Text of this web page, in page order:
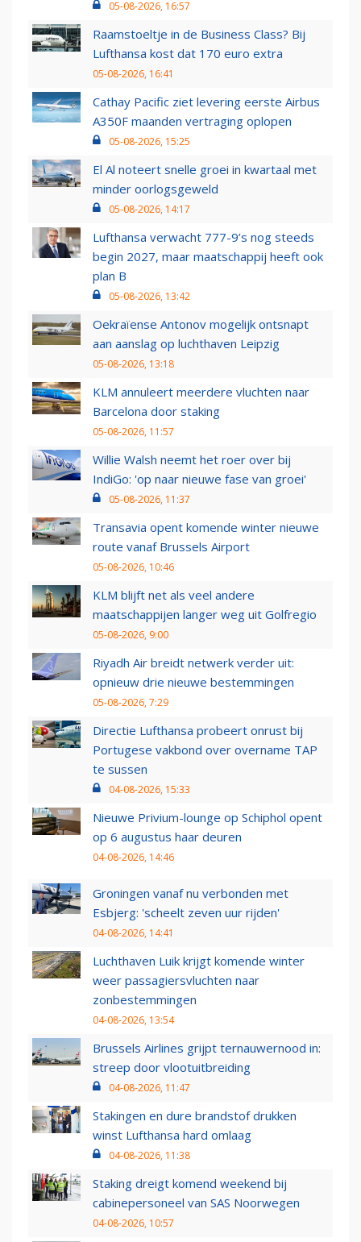
05-08-2026, 16:57
Raamstoeltje in de Business Class? Bij
Lufthansa kost dat 170 euro extra
05-08-2026, 16:41
Cathay Pacific ziet levering eerste Airbus
A350F maanden vertraging oplopen
05-08-2026, 15:25
El Al noteert snelle groei in kwartaal met
minder oorlogsgeweld
05-08-2026, 14:17
Lufthansa verwacht 777-9’s nog steeds
begin 2027, maar maatschappij heeft ook
plan B
05-08-2026, 13:42
Oekraïense Antonov mogelijk ontsnapt
aan aanslag op luchthaven Leipzig
05-08-2026, 13:18
KLM annuleert meerdere vluchten naar
Barcelona door staking
05-08-2026, 11:57
Willie Walsh neemt het roer over bij
IndiGo: 'op naar nieuwe fase van groei'
05-08-2026, 11:37
Transavia opent komende winter nieuwe
route vanaf Brussels Airport
05-08-2026, 10:46
KLM blijft net als veel andere
maatschappijen langer weg uit Golfregio
05-08-2026, 9:00
Riyadh Air breidt netwerk verder uit:
opnieuw drie nieuwe bestemmingen
05-08-2026, 7:29
Directie Lufthansa probeert onrust bij
Portugese vakbond over overname TAP
te sussen
04-08-2026, 15:33
Nieuwe Privium-lounge op Schiphol opent
op 6 augustus haar deuren
04-08-2026, 14:46
Groningen vanaf nu verbonden met
Esbjerg: 'scheelt zeven uur rijden'
04-08-2026, 14:41
Luchthaven Luik krijgt komende winter
weer passagiersvluchten naar
zonbestemmingen
04-08-2026, 13:54
Brussels Airlines grijpt ternauwernood in:
streep door vlootuitbreiding
04-08-2026, 11:47
Stakingen en dure brandstof drukken
winst Lufthansa hard omlaag
04-08-2026, 11:38
Staking dreigt komend weekend bij
cabinepersoneel van SAS Noorwegen
04-08-2026, 10:57